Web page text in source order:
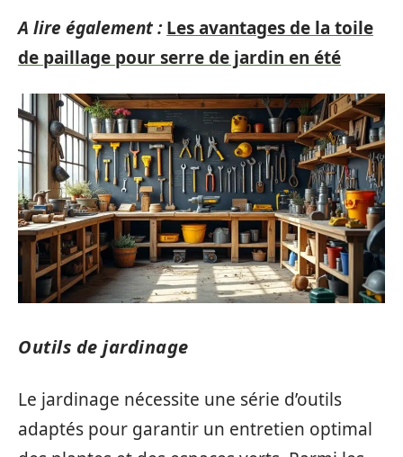
A lire également : Les avantages de la toile
de paillage pour serre de jardin en été
Outils de jardinage
Le jardinage nécessite une série d’outils
adaptés pour garantir un entretien optimal